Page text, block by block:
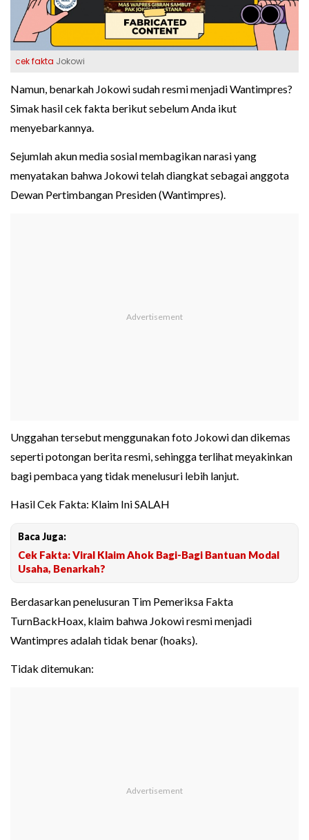
cek fakta Jokowi
Namun, benarkah Jokowi sudah resmi menjadi Wantimpres?
Simak hasil cek fakta berikut sebelum Anda ikut
menyebarkannya.
Sejumlah akun media sosial membagikan narasi yang
menyatakan bahwa Jokowi telah diangkat sebagai anggota
Dewan Pertimbangan Presiden (Wantimpres).
Unggahan tersebut menggunakan foto Jokowi dan dikemas
seperti potongan berita resmi, sehingga terlihat meyakinkan
bagi pembaca yang tidak menelusuri lebih lanjut.
Hasil Cek Fakta: Klaim Ini SALAH
Baca Juga:
Cek Fakta: Viral Klaim Ahok Bagi-Bagi Bantuan Modal
Usaha, Benarkah?
Berdasarkan penelusuran Tim Pemeriksa Fakta
TurnBackHoax, klaim bahwa Jokowi resmi menjadi
Wantimpres adalah tidak benar (hoaks).
Tidak ditemukan: